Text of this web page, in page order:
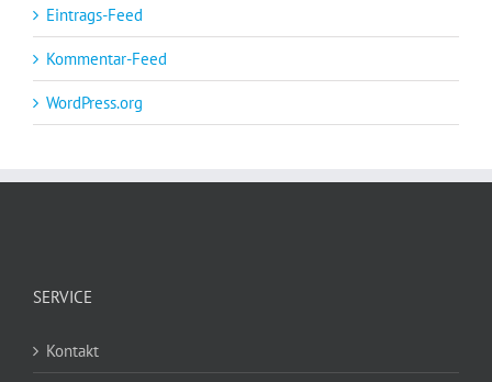
Eintrags-Feed
Kommentar-Feed
WordPress.org
SERVICE
Kontakt